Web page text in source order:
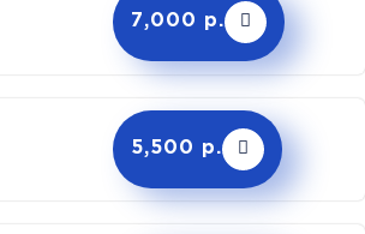
7,000 р.
5,500 р.